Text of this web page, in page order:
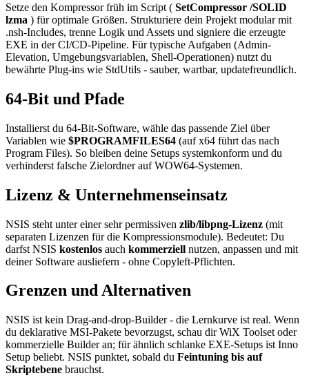
Setze den Kompressor früh im Script ( SetCompressor /SOLID
lzma ) für optimale Größen. Strukturiere dein Projekt modular mit
.nsh-Includes, trenne Logik und Assets und signiere die erzeugte
EXE in der CI/CD-Pipeline. Für typische Aufgaben (Admin-
Elevation, Umgebungsvariablen, Shell-Operationen) nutzt du
bewährte Plug-ins wie StdUtils - sauber, wartbar, updatefreundlich.
64-Bit und Pfade
Installierst du 64-Bit-Software, wähle das passende Ziel über
Variablen wie $PROGRAMFILES64 (auf x64 führt das nach
Program Files). So bleiben deine Setups systemkonform und du
verhinderst falsche Zielordner auf WOW64-Systemen.
Lizenz & Unternehmenseinsatz
NSIS steht unter einer sehr permissiven zlib/libpng-Lizenz (mit
separaten Lizenzen für die Kompressionsmodule). Bedeutet: Du
darfst NSIS kostenlos auch kommerziell nutzen, anpassen und mit
deiner Software ausliefern - ohne Copyleft-Pflichten.
Grenzen und Alternativen
NSIS ist kein Drag-and-drop-Builder - die Lernkurve ist real. Wenn
du deklarative MSI-Pakete bevorzugst, schau dir WiX Toolset oder
kommerzielle Builder an; für ähnlich schlanke EXE-Setups ist Inno
Setup beliebt. NSIS punktet, sobald du Feintuning bis auf
Skriptebene brauchst.